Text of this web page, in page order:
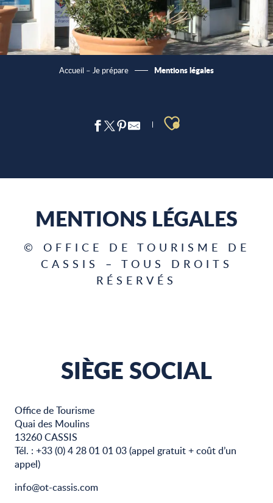
Accueil – Je prépare Mentions légales
Ajouter aux
MENTIONS LÉGALES
© OFFICE DE TOURISME DE
CASSIS – TOUS DROITS
RÉSERVÉS
SIÈGE SOCIAL
Office de Tourisme
Quai des Moulins
13260 CASSIS
Tél. : +33 (0) 4 28 01 01 03 (appel gratuit + coût d’un
appel)
info@ot-cassis.com